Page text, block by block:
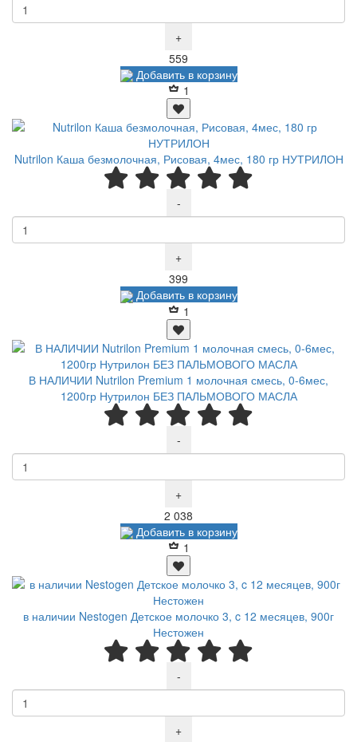
+
559
Добавить в корзину
1
Nutrilon Каша безмолочная, Рисовая, 4мес, 180 гр НУТРИЛОН
-
+
399
Добавить в корзину
1
В НАЛИЧИИ Nutrilon Premium 1 молочная смесь, 0-6мес,
1200гр Нутрилон БЕЗ ПАЛЬМОВОГО МАСЛА
-
+
2 038
Добавить в корзину
1
в наличии Nestogen Детское молочко 3, c 12 месяцев, 900г
Нестожен
-
+